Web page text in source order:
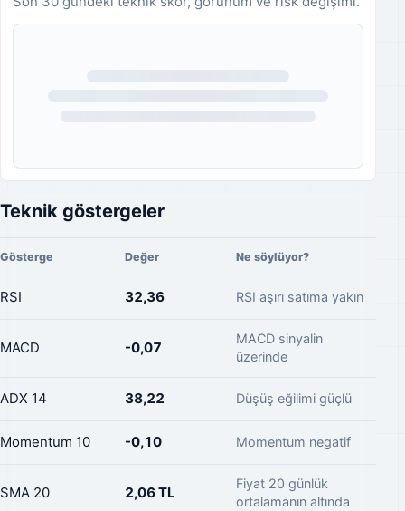
Teknik göstergeler
Gösterge Değer Ne söylüyor?
RSI 32,36 RSI aşırı satıma yakın
MACD -0,07
MACD sinyalin
üzerinde
ADX 14 38,22 Düşüş eğilimi güçlü
Momentum 10 -0,10 Momentum negatif
SMA 20 2,06 TL
Fiyat 20 günlük
ortalamanın altında